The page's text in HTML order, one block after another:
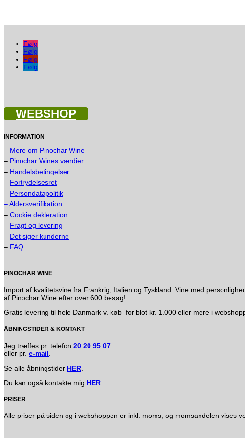
Følg
Følg
Følg
Følg
WEBSHOP
INFORMATION
– Mere om Pinochar Wine
– Pinochar Wines værdier
– Handelsbetingelser
– Fortrydelsesret
– Persondatapolitik
– Aldersverifikation
– Cookie dekleration
– Fragt og levering
– Det siger kunderne
– FAQ
PINOCHAR WINE
Import af kvalitetsvine fra Frankrig, Italien og Tyskland. Vine med
af Pinochar Wine efter over 600 besøg!
Gratis levering til hele Danmark v. køb for blot kr. 1.000 eller mere i
ÅBNINGSTIDER & KONTAKT
Jeg træffes pr. telefon 20 20 95 07
eller pr. e-mail
Se alle åbningstider HER
Du kan også kontakte mig HER
PRISER
Alle priser på siden og i webshoppen er inkl. moms, og momsandelen vises